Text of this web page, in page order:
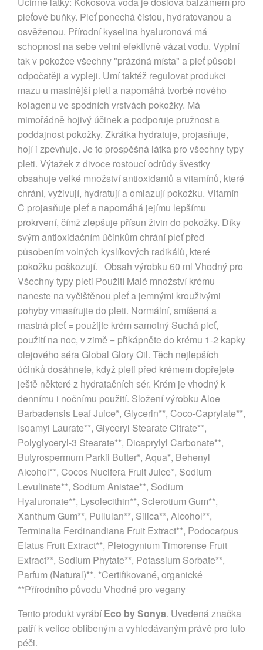
pleťové buňky. Pleť ponechá čistou, hydratovanou a
osvěženou. Přírodní kyselina hyaluronová má
schopnost na sebe velmi efektivně vázat vodu. Vyplní
tak v pokožce všechny "prázdná místa" a pleť působí
odpočatěji a vypleji. Umí taktéž regulovat produkci
mazu u mastnější pleti a napomáhá tvorbě nového
kolagenu ve spodních vrstvách pokožky. Má
mimořádně hojivý účinek a podporuje pružnost a
poddajnost pokožky. Zkrátka hydratuje, projasňuje,
hojí i zpevňuje. Je to prospěšná látka pro všechny typy
pleti. Výtažek z divoce rostoucí odrůdy švestky
obsahuje velké množství antioxidantů a vitamínů, které
chrání, vyživují, hydratují a omlazují pokožku. Vitamín
C projasňuje pleť a napomáhá jejímu lepšímu
prokrvení, čímž zlepšuje přísun živin do pokožky. Díky
svým antioxidačním účinkům chrání pleť před
působením volných kyslíkových radikálů, které
pokožku poškozují. Obsah výrobku 60 ml Vhodný pro
Všechny typy pleti Použití Malé množství krému
naneste na vyčištěnou pleť a jemnými krouživými
pohyby vmasírujte do pleti. Normální, smíšená a
mastná pleť = použijte krém samotný Suchá pleť,
použití na noc, v zimě = přikápněte do krému 1-2 kapky
olejového séra Global Glory Oil. Těch nejlepších
účinků dosáhnete, když pleti před krémem dopřejete
ještě některé z hydratačních sér. Krém je vhodný k
dennímu i nočnímu použití. Složení výrobku Aloe
Barbadensis Leaf Juice*, Glycerin**, Coco-Caprylate**,
Isoamyl Laurate**, Glyceryl Stearate Citrate**,
Polyglyceryl-3 Stearate**, Dicaprylyl Carbonate**,
Butyrospermum Parkii Butter*, Aqua*, Behenyl
Alcohol**, Cocos Nucifera Fruit Juice*, Sodium
Levulinate**, Sodium Anistae**, Sodium
Hyaluronate**, Lysolecithin**, Sclerotium Gum**,
Xanthum Gum**, Pullulan**, Silica**, Alcohol**,
Terminalia Ferdinandiana Fruit Extract**, Podocarpus
Elatus Fruit Extract**, Pleiogynium Timorense Fruit
Extract**, Sodium Phytate**, Potassium Sorbate**,
Parfum (Natural)**. *Certifikované, organické
**Přírodního původu Vhodné pro vegany
Tento produkt vyrábíEco by Sonya. Uvedená značka
patří k velice oblíbeným a vyhledávaným právě pro tuto
péči.